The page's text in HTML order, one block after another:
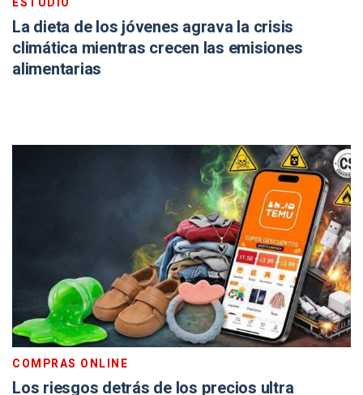
La dieta de los jóvenes agrava la crisis
climática mientras crecen las emisiones
alimentarias
COMPRAS ONLINE
Los riesgos detrás de los precios ultra